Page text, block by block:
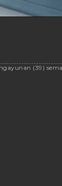
(39)